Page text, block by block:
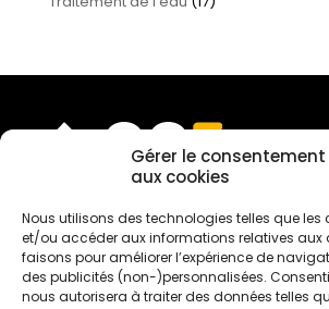
Gérer le consentement
aux cookies
Nous utilisons des technologies telles que les
et/ou accéder aux informations relatives aux
faisons pour améliorer l’expérience de
des publicités (non-)personnalisées.
nous autorisera à traiter des données telles
Devis gratuit